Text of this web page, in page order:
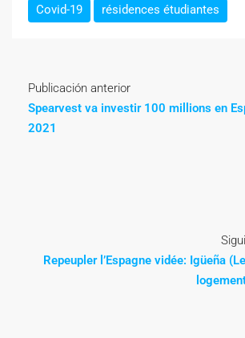
Covid-19 résidences étudiantes
Publicación anterior
Spearvest va investir 100 millions en
2021
Repeupler l’Espagne vidée: Igüeña